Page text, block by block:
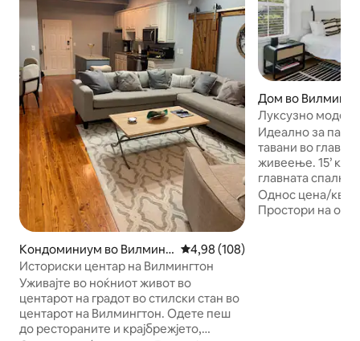
Кондоминиум во Вилминг
тон Центар
Просечна оцена: 4,98 од 5,
4,98 (108)
Историски центар на Вилмингтон
Уживајте во ноќниот живот во
центарот на градот во стилски стан во
центарот на Вилмингтон. Одете пеш
до рестораните и крајбрежјето,
Дом во
Луксузно
центарот на
Идеално за парови
тавани во
живеење. 15’ катедрални тавани во
главната спална
телевизор во
Dolby Home Theater.
Однос цена/
Простори на